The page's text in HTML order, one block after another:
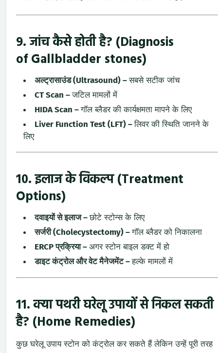
9. जांच कैसे होती है? (Diagnosis
ofGallbladder stones)
अल्ट्रासाउंड (Ultrasound)–सबसे सटीक जांच
CT Scan –जटिल मामलों में
HIDA Scan –गॉल ब्लैडर की कार्यक्षमता मापने के लिए
Liver Function Test (LFT)–लिवर की स्थिति जानने के
लिए
10. इलाज के विकल्प (Treatment
Options)
दवाइयों से इलाज–छोटे स्टोन्स के लिए
सर्जरी (Cholecystectomy)–गॉल ब्लैडर को निकालना
ERCP प्रक्रिया–अगर स्टोन बाइल डक्ट में हो
डाइट कंट्रोल और वेट मैनेजमेंट–हल्के मामलों में
11. क्या पथरी घरेलू उपायों से निकल सकती
है? (Home Remedies)
कुछ घरेलू उपाय स्टोन को कंट्रोल कर सकते हैं लेकिन उन्हें पूरी तरह